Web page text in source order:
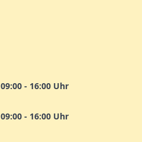
09:00 - 16:00 Uhr
09:00 - 16:00 Uhr